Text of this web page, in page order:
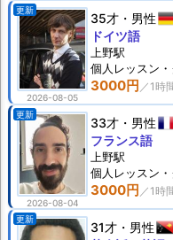
更新
2026-08-05
35才 男性
3000円
ドイツ語
上野駅
個人 レッスン
更新
2026-08-04
33才 男性
3000円
フランス語
上野駅
個人 レッスン
更新
31才 男性